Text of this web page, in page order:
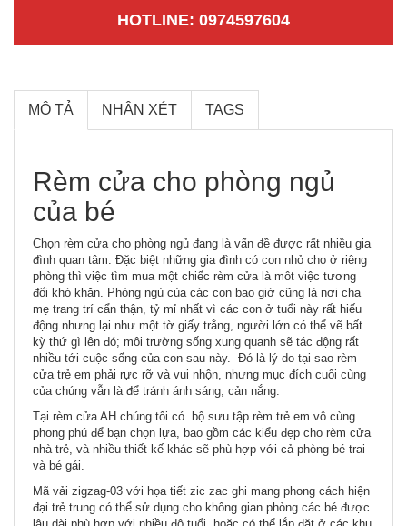
HOTLINE: 0974597604
MÔ TẢ NHẬN XÉT TAGS
Rèm cửa cho phòng ngủ
của bé
Chọn rèm cửa cho phòng ngủ đang là vấn đề được rất nhiều gia
đình quan tâm. Đặc biệt những gia đình có con nhỏ cho ở riêng
phòng thì việc tìm mua một chiếc rèm cửa là môt việc tương
đối khó khăn. Phòng ngủ của các con bao giờ cũng là nơi cha
mẹ trang trí cẩn thận, tỷ mỉ nhất vì các con ở tuổi này rất hiếu
động nhưng lại như một tờ giấy trắng, người lớn có thể vẽ bất
kỳ thứ gì lên đó; môi trường sống xung quanh sẽ tác động rất
nhiều tới cuộc sống của con sau này. Đó là lý do tại sao rèm
cửa trẻ em phải rực rỡ và vui nhộn, nhưng mục đích cuối cùng
của chúng vẫn là để tránh ánh sáng, cản nắng.
Tại rèm cửa AH chúng tôi có bộ sưu tập rèm trẻ em vô cùng
phong phú để bạn chọn lựa, bao gồm các kiểu đẹp cho rèm cửa
nhà trẻ, và nhiều thiết kế khác sẽ phù hợp với cả phòng bé trai
và bé gái.
Mã vải zigzag-03 với họa tiết zic zac ghi mang phong cách hiện
đại trẻ trung có thể sử dụng cho không gian phòng các bé được